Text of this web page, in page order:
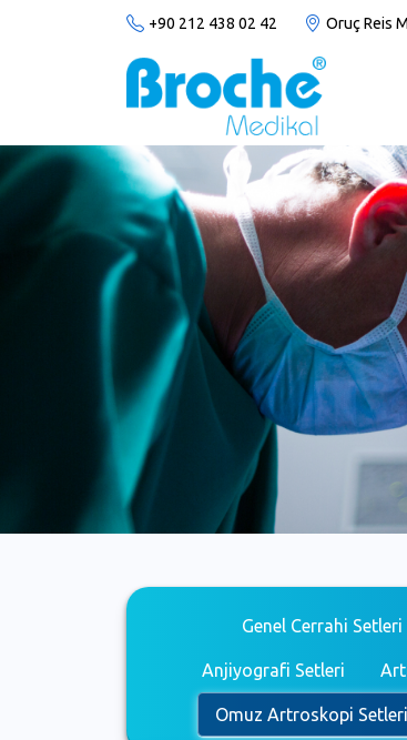
+90 212 438 02 42 Oruç Reis
Genel Cerrahi Setleri
Anjiyografi Setleri
Omuz Artroskopi Setleri